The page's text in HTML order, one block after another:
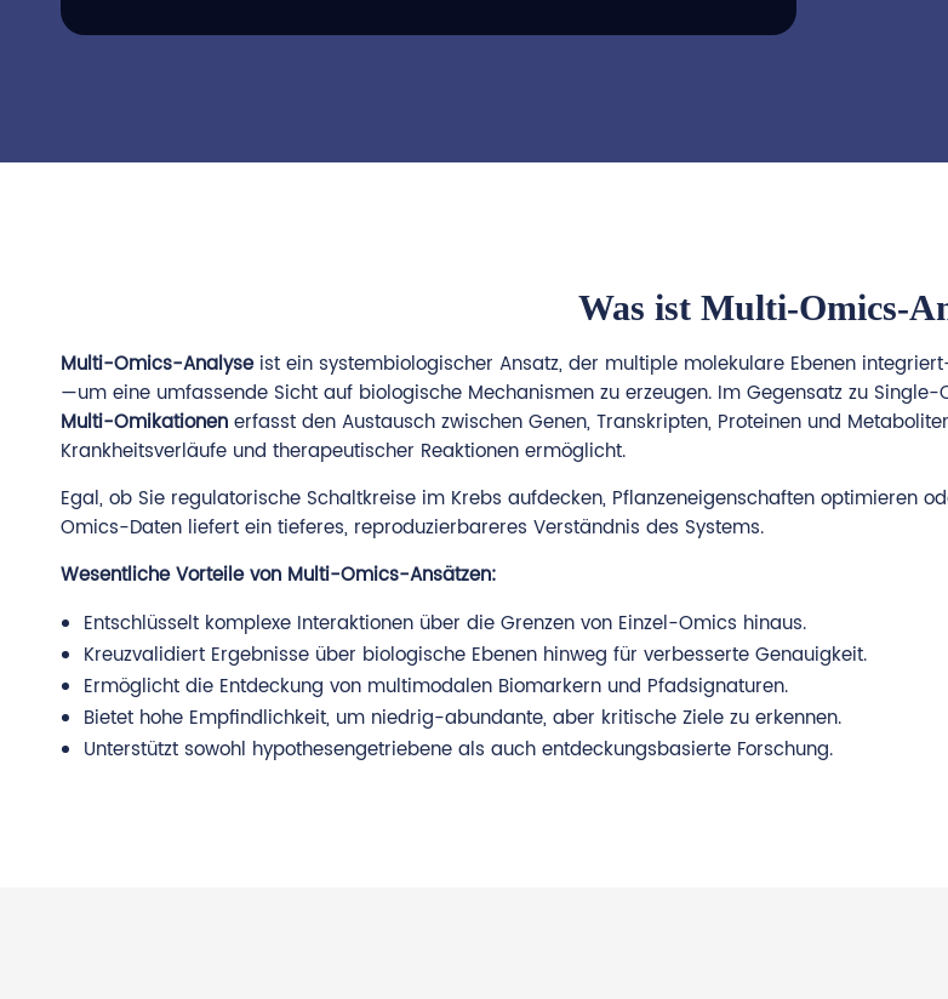
Was ist Multi-Omics-
Multi-Omics-Analyseist ein systembiologischer Ansatz, der multiple molekulare Ebenen
—um eine umfassende Sicht auf biologische Mechanismen zu erzeugen. Im Gegensatz zu
Multi-Omikationen erfasst den Austausch zwischen Genen, Transkripten, Proteinen und
Krankheitsverläufe und therapeutischer Reaktionen ermöglicht.
Egal, ob Sie regulatorische Schaltkreise im Krebs aufdecken, Pflanzeneigenschaften optimieren
Omics-Daten liefert ein tieferes, reproduzierbareres Verständnis des Systems.
Wesentliche Vorteile von Multi-Omics-Ansätzen:
Entschlüsselt komplexe Interaktionen über die Grenzen von Einzel-Omics hinaus.
Kreuzvalidiert Ergebnisse über biologische Ebenen hinweg für verbesserte Genauigkeit.
Ermöglicht die Entdeckung von multimodalen Biomarkern und Pfadsignaturen.
Bietet hohe Empfindlichkeit, um niedrig-abundante, aber kritische Ziele zu erkennen.
Unterstützt sowohl hypothesengetriebene als auch entdeckungsbasierte Forschung.